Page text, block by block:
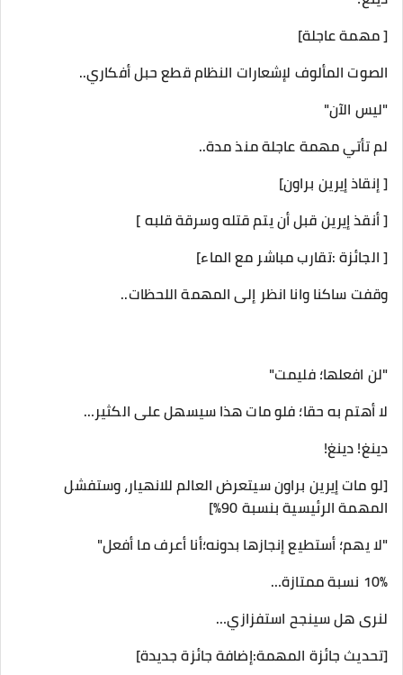
[ مهمة عاجلة]
الصوت المألوف لإشعارات النظام قطع حبل أفكاري..
"ليس الآن"
لم تأتي مهمة عاجلة منذ مدة..
[ إنقاذ إيرين براون]
[ أنقذ إيرين قبل أن يتم قتله وسرقة قلبه ]
[ الجائزة :تقارب مباشر مع الماء]
وقفت ساكنا وانا انظر إلى المهمة اللحظات..
"لن افعلها؛ فليمت"
لا أهتم به حقا؛ فلو مات هذا سيسهل على الكثير…
دينغ! دينغ!
[لو مات إيرين براون سيتعرض العالم للانهيار، وستفشل
المهمة الرئيسية بنسبة 90%]
"لا يهم؛ أستطيع إنجازها بدونه؛أنا أعرف ما أفعل"
10% نسبة ممتازة…
لنرى هل سينجح استفزازي…
[تحديث جائزة المهمة:إضافة جائزة جديدة]